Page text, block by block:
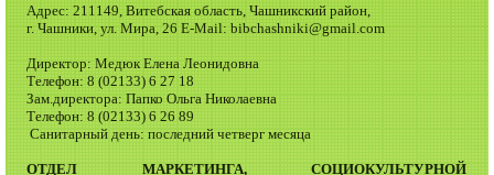
Адрес: 211149, Витебская область, Чашникский район,
г. Чашники, ул. Мира, 26 E-Mail: bibchashniki@gmail.com
Директор: Медюк Елена Леонидовна
Телефон: 8 (02133) 6 27 18
Зам.директора: Папко Ольга Николаевна
Телефон: 8 (02133) 6 26 89
Санитарный день: последний четверг месяца
ОТДЕЛ МАРКЕТИНГА, СОЦИОКУЛЬТУРНОЙ